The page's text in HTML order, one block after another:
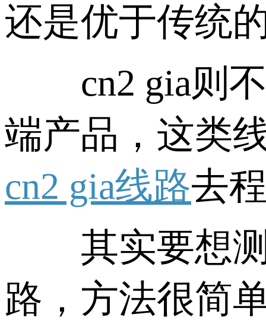
还是优于传统
cn2 gia则不
端产品，这类
cn2 gia线路去
其实要想测
路，方法很简